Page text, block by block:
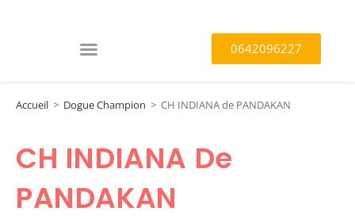
0642096227
Accueil > Dogue Champion > CH INDIANA de PANDAKAN
CH INDIANA De
PANDAKAN